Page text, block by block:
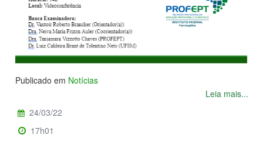
Publicado em Notícias
Leia mais...
24/03/22
17h01